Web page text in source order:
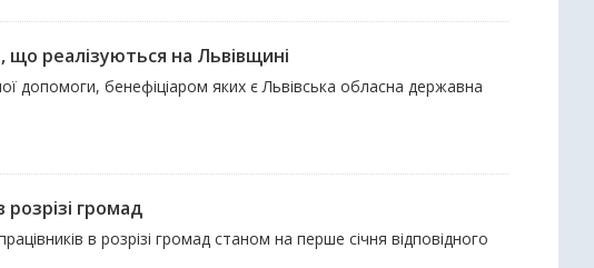
що реалізуються на Львівщині
допомоги, бенефіціаром яких є Львівська обласна державна
розрізі громад
в розрізі громад станом на перше січня відповідного